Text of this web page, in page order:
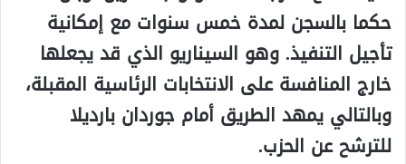
حكما بالسجن لمدة خمس سنوات مع إمكانية
تأجيل التنفيذ. وهو السيناريو الذي قد يجعلها
خارج المنافسة على الانتخابات الرئاسية المقبلة،
وبالتالي يمهد الطريق أمام جوردان بارديلا
للترشح عن الحزب.